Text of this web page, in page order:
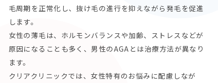
毛周期を正常化し、抜け毛の進行を抑えながら発毛を促進
します。
女性の薄毛は、ホルモンバランスや加齢、ストレスなどが
原因になることも多く、男性のAGAとは治療方法が異なり
ます。
クリアクリニックでは、女性特有のお悩みに配慮しなが